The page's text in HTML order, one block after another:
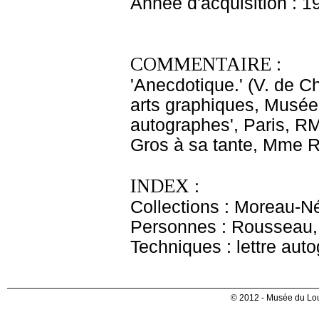
COMMENTAIRE :
'Anecdotique.' (V. de
arts graphiques,
autographes', Paris,
Gros à sa tante, Mme
INDEX :
Collections : Moreau-
Personnes :
Techniques : lettre
© 2012 - Musée du